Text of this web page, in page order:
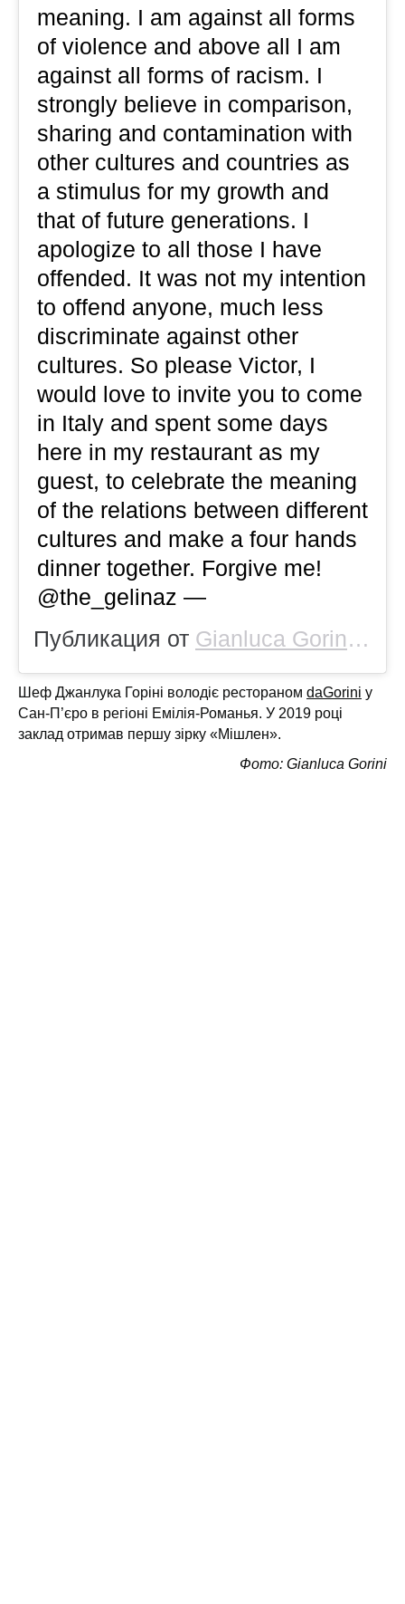
meaning. I am against all forms
of violence and above all I am
against all forms of racism. I
strongly believe in comparison,
sharing and contamination with
other cultures and countries as
a stimulus for my growth and
that of future generations. I
apologize to all those I have
offended. It was not my intention
to offend anyone, much less
discriminate against other
cultures. So please Victor, I
would love to invite you to come
in Italy and spent some days
here in my restaurant as my
guest, to celebrate the meaning
of the relations between different
cultures and make a four hands
dinner together. Forgive me!
@the_gelinaz —
Публикация от Gianluca Gorini
Шеф Джанлука Горіні володіє рестораном daGorini у
Сан-П’єро в регіоні Емілія-Романья. У 2019 році
заклад отримав першу зірку «Мішлен».
Фото: Gianluca Gorini